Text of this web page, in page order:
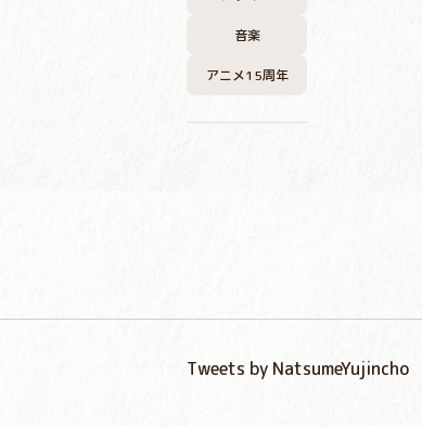
音楽
アニメ15周年
Tweets by NatsumeYujincho